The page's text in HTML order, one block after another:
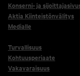
Konserni- ja
Aktia Kiinteistönvälitys
Medialle
Turvallisuus
Kohtuusperiaate
Vakavaraisuus